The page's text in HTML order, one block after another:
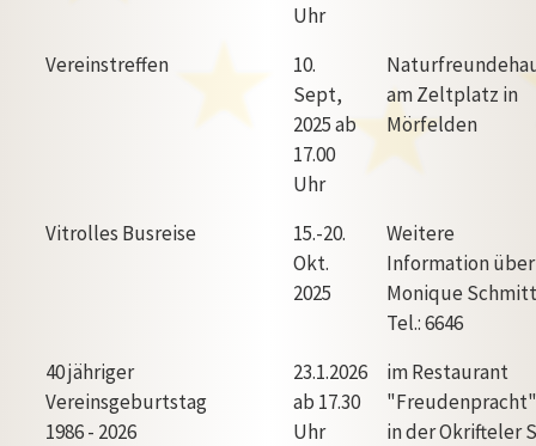
Uhr
Vereinstreffen
10.
Sept,
2025 ab
17.00
Uhr
am Zeltplatz in
Mörfelden
Vitrolles Busreise
15.-20.
Okt.
2025
Weitere
Information über
Monique
Tel.: 6646
40 jähriger
Vereinsgeburtstag
1986 - 2026
23.1.2026
ab 17.30
Uhr
im Restaurant
"Freudenpracht"
in der Okrifteler